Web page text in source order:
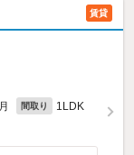
賃貸
間取り 1LDK